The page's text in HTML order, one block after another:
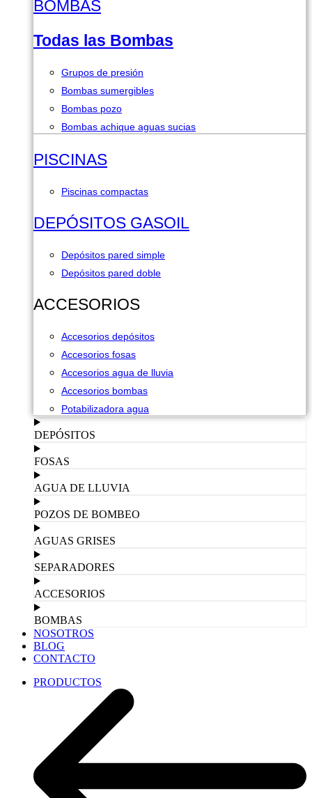
BOMBAS
Todas las Bombas
Grupos de presión
Bombas sumergibles
Bombas pozo
Bombas achique aguas sucias
PISCINAS
Piscinas compactas
DEPÓSITOS GASOIL
Depósitos pared simple
Depósitos pared doble
ACCESORIOS
Accesorios depósitos
Accesorios fosas
Accesorios agua de lluvia
Accesorios bombas
Potabilizadora agua
DEPÓSITOS
FOSAS
AGUA DE LLUVIA
POZOS DE BOMBEO
AGUAS GRISES
SEPARADORES
ACCESORIOS
BOMBAS
NOSOTROS
BLOG
CONTACTO
PRODUCTOS